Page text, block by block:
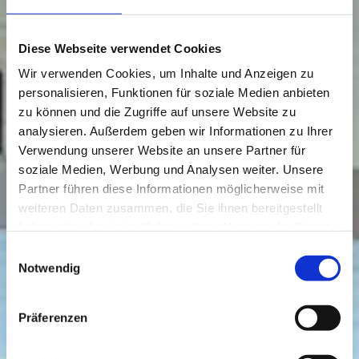
Diese Webseite verwendet Cookies
Wir verwenden Cookies, um Inhalte und Anzeigen zu
personalisieren, Funktionen für soziale Medien anbieten
zu können und die Zugriffe auf unsere Website zu
analysieren. Außerdem geben wir Informationen zu Ihrer
Verwendung unserer Website an unsere Partner für
soziale Medien, Werbung und Analysen weiter. Unsere
Partner führen diese Informationen möglicherweise mit
weiteren Daten zusammen, die Sie ihnen bereitgestellt
Notwendig
Präferenzen